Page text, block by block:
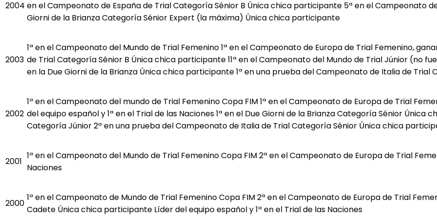
2004 en el Campeonato de España de Trial Categoría Sénior B Única chica participante 5ª en el Campeonato
Giorni de la Brianza Categoría Sénior Expert (la máxima) Única chica participante
2003
1ª en el Campeonato del Mundo de Trial Femenino 1ª en el Campeonato de Europa de Trial Femenino,
de Trial Categoría Sénior B Única chica participante 11ª en el Campeonato del Mundo de Trial Júnior (no
en la Due Giorni de la Brianza Única chica participante 1ª en una prueba del Campeonato de Italia de
2002
1ª en el Campeonato del mundo de Trial Femenino Copa FIM 1ª en el Campeonato de Europa de Trial
del equipo español y 1ª en el Trial de las Naciones 1ª en el Due Giorni de la Brianza Categoría Sénior
Categoría Júnior 2ª en una prueba del Campeonato de Italia de Trial Categoría Sénior Única chica
2001
1ª en el Campeonato del Mundo de Trial Femenino Copa FIM 2ª en el Campeonato de Europa de Trial
Naciones
2000
1ª en el Campeonato de Mundo de Trial Femenino Copa FIM 2ª en el Campeonato de Europa de Trial
Cadete Única chica participante Líder del equipo español y 1ª en el Trial de las Naciones